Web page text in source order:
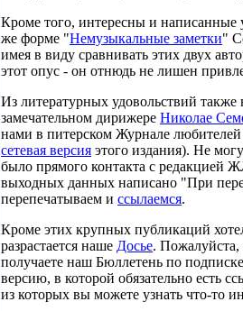
Кроме того, интересны и
же форме "Немузыкальные заметки"
имея в виду сравнивать этих двух
этот опус - он отнюдь не лишен
Из литературных удовольствий также
замечательном дирижере Николае
нами в питерском Журнале любителей
сетевая версия этого издания). Не
было прямого контакта с редакцией
выходных данных написано "При
перепечатываем и ссылаемся.
Кроме этих крупных публикаций
разрастается наше Досье.
получаете наш Бюллетень по
версию, в которой обязательно есть
из которых вы можете узнать что-то